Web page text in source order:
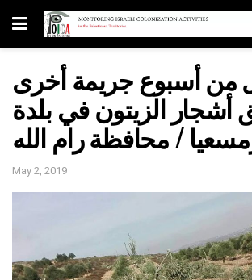
من أسبوع جريمة أخرى
أشجار الزيتون في بلدة
/ محافظة رام الله
May 2, 2019